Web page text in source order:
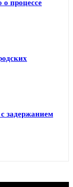
о процессе
задержанием